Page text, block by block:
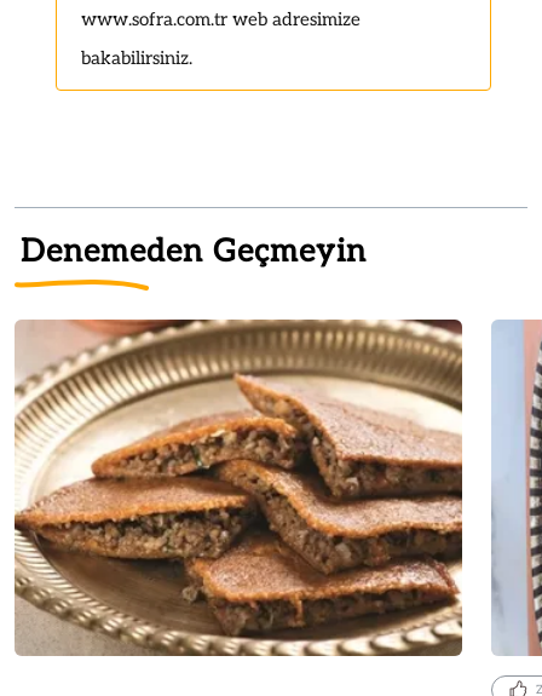
www.sofra.com.tr web adresimize
bakabilirsiniz.
Denemeden Geçmeyin